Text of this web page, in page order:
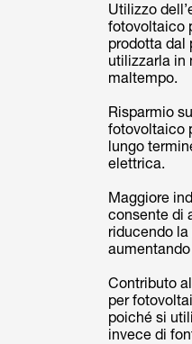
Utilizzo
fotovoltaico
prodotta dal
utilizzarla in
maltempo.
Risparmio
fotovoltaico
lungo
elettrica.
Maggiore
consente di
riducendo
Contributo
per
poiché si
invece di